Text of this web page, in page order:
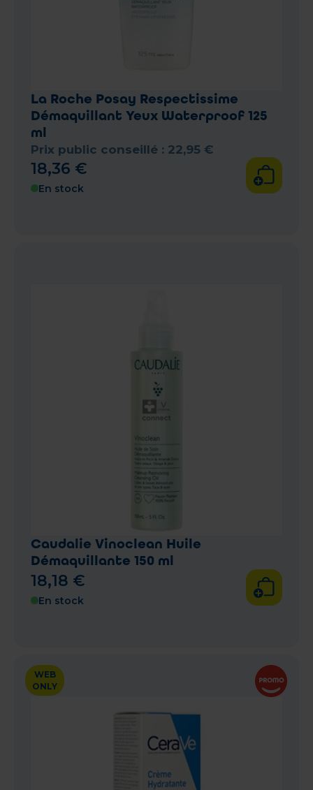
La Roche Posay Respectissime
Démaquillant Yeux Waterproof 125
ml
Prix public conseillé : 22,95 €
18,36 €
En stock
Caudalie Vinoclean Huile
Démaquillante 150 ml
18,18 €
En stock
WEB
ONLY